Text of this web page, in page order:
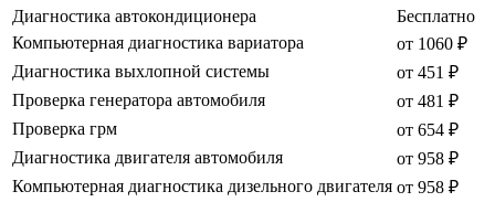
Диагностика автокондиционера
Бесплатно
Компьютерная диагностика вариатора
от 1060 ₽
Диагностика выхлопной системы
от 451 ₽
Проверка генератора автомобиля
от 481 ₽
Проверка грм
от 654 ₽
Диагностика двигателя автомобиля
от 958 ₽
Компьютерная диагностика дизельного двигателя от 958 ₽